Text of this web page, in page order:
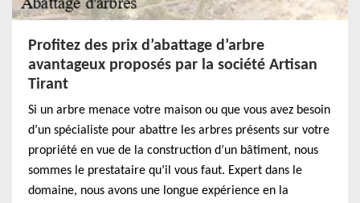
Profitez des prix d’abattage d’arbre
avantageux proposés par la société Artisan
Tirant
Si un arbre menace votre maison ou que vous avez besoin
d’un spécialiste pour abattre les arbres présents sur votre
propriété en vue de la construction d’un bâtiment, nous
sommes le prestataire qu’il vous faut. Expert dans le
domaine, nous avons une longue expérience en la